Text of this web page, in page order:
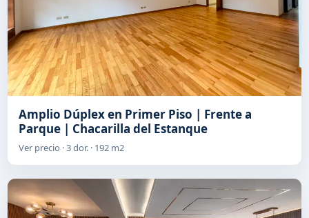
Amplio Dúplex en Primer Piso | Frente a
Parque | Chacarilla del Estanque
Ver precio · 3 dor. · 192 m2